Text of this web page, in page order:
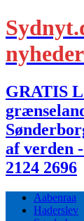
GRATIS
af verden
2124 2696
Aabenraa
Haderslev